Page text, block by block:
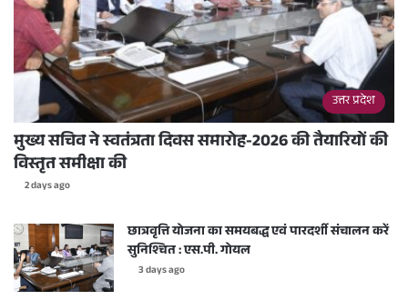
उत्तर प्रदेश
मुख्य सचिव ने स्वतंत्रता दिवस समारोह-2026 की तैयारियों की
विस्तृत समीक्षा की
2 days ago
छात्रवृत्ति योजना का समयबद्ध एवं पारदर्शी संचालन करें
सुनिश्चित : एस.पी. गोयल
3 days ago